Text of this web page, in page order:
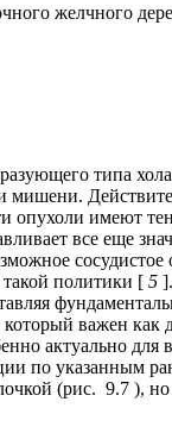
желчного
типа
мишени.
имеют
все еще
политики [ 5
важен как
актуально
по указанным
(рис. 9.7 ),